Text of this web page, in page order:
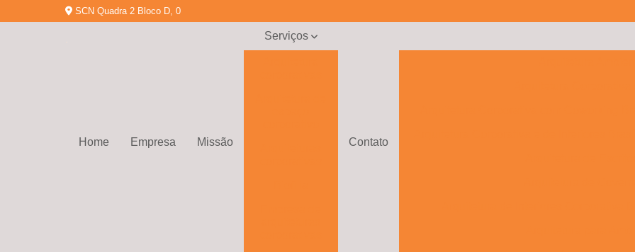
SCN Quadra 2 Bloco D, 0
Home Empresa Missão
Serviços
Contato